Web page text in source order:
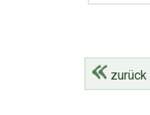
zurück